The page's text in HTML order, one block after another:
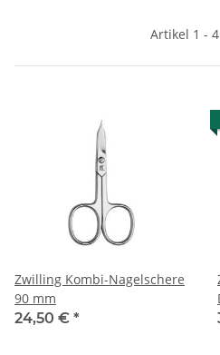
Artikel 1 -
Zwilling Kombi-Nagelschere
90 mm
24,50 € *